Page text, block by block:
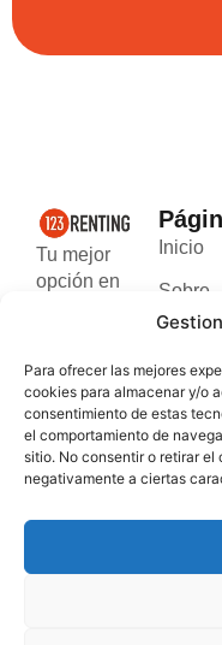
Para ofrecer las mejores
cookies para almacenar y/o
consentimiento de estas
el comportamiento de
sitio. No consentir o retirar
negativamente a ciertas
Tu mejor
opción en
furgonetas
rápido y
seguro en
Valencia y
Andorra.
Inicio
Sobre
Blog